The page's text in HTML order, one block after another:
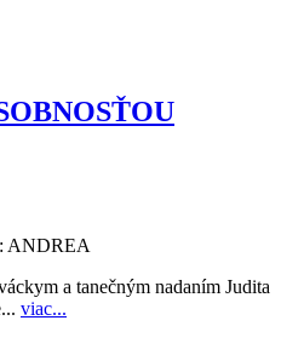
ANDREA
a tanečným nadaním Judita
viac...